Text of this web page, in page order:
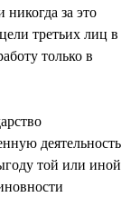
за это
третьих лиц в
только в
деятельность
той или иной